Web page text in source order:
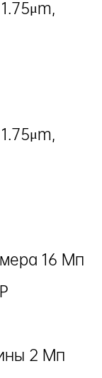
16 Мп
2 Мп